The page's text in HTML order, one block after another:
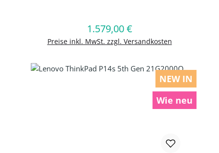
Regulärer Preis:
1.579,00 €
Preise inkl. MwSt. zzgl. Versandkosten
In den Warenkorb
NEW IN
Wie neu